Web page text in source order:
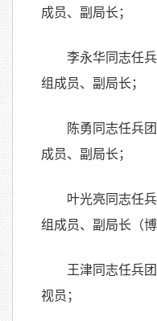
成员、副局长；
李永华同志任
组成员、副局长；
陈勇同志任兵
成员、副局长；
叶光亮同志任
组成员、副局长（
王津同志任兵
视员；